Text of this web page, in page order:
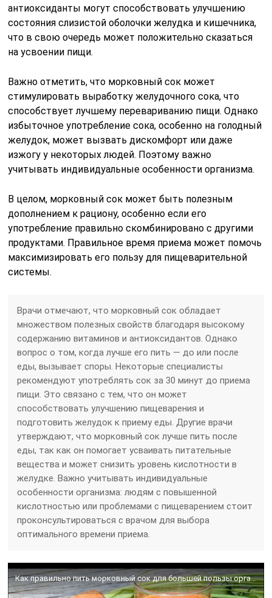
антиоксиданты могут способствовать улучшению
состояния слизистой оболочки желудка и кишечника,
что в свою очередь может положительно сказаться
на усвоении пищи.
Важно отметить, что морковный сок может
стимулировать выработку желудочного сока, что
способствует лучшему перевариванию пищи. Однако
избыточное употребление сока, особенно на голодный
желудок, может вызвать дискомфорт или даже
изжогу у некоторых людей. Поэтому важно
учитывать индивидуальные особенности организма.
В целом, морковный сок может быть полезным
дополнением к рациону, особенно если его
употребление правильно скомбинировано с другими
продуктами. Правильное время приема может помочь
максимизировать его пользу для пищеварительной
системы.
Врачи отмечают, что морковный сок обладает
множеством полезных свойств благодаря высокому
содержанию витаминов и антиоксидантов. Однако
вопрос о том, когда лучше его пить — до или после
еды, вызывает споры. Некоторые специалисты
рекомендуют употреблять сок за 30 минут до приема
пищи. Это связано с тем, что он может
способствовать улучшению пищеварения и
подготовить желудок к приему еды. Другие врачи
утверждают, что морковный сок лучше пить после
еды, так как он помогает усваивать питательные
вещества и может снизить уровень кислотности в
желудке. Важно учитывать индивидуальные
особенности организма: людям с повышенной
кислотностью или проблемами с пищеварением стоит
проконсультироваться с врачом для выбора
оптимального времени приема.
Как правильно пить морковный сок для большей пользы организму!